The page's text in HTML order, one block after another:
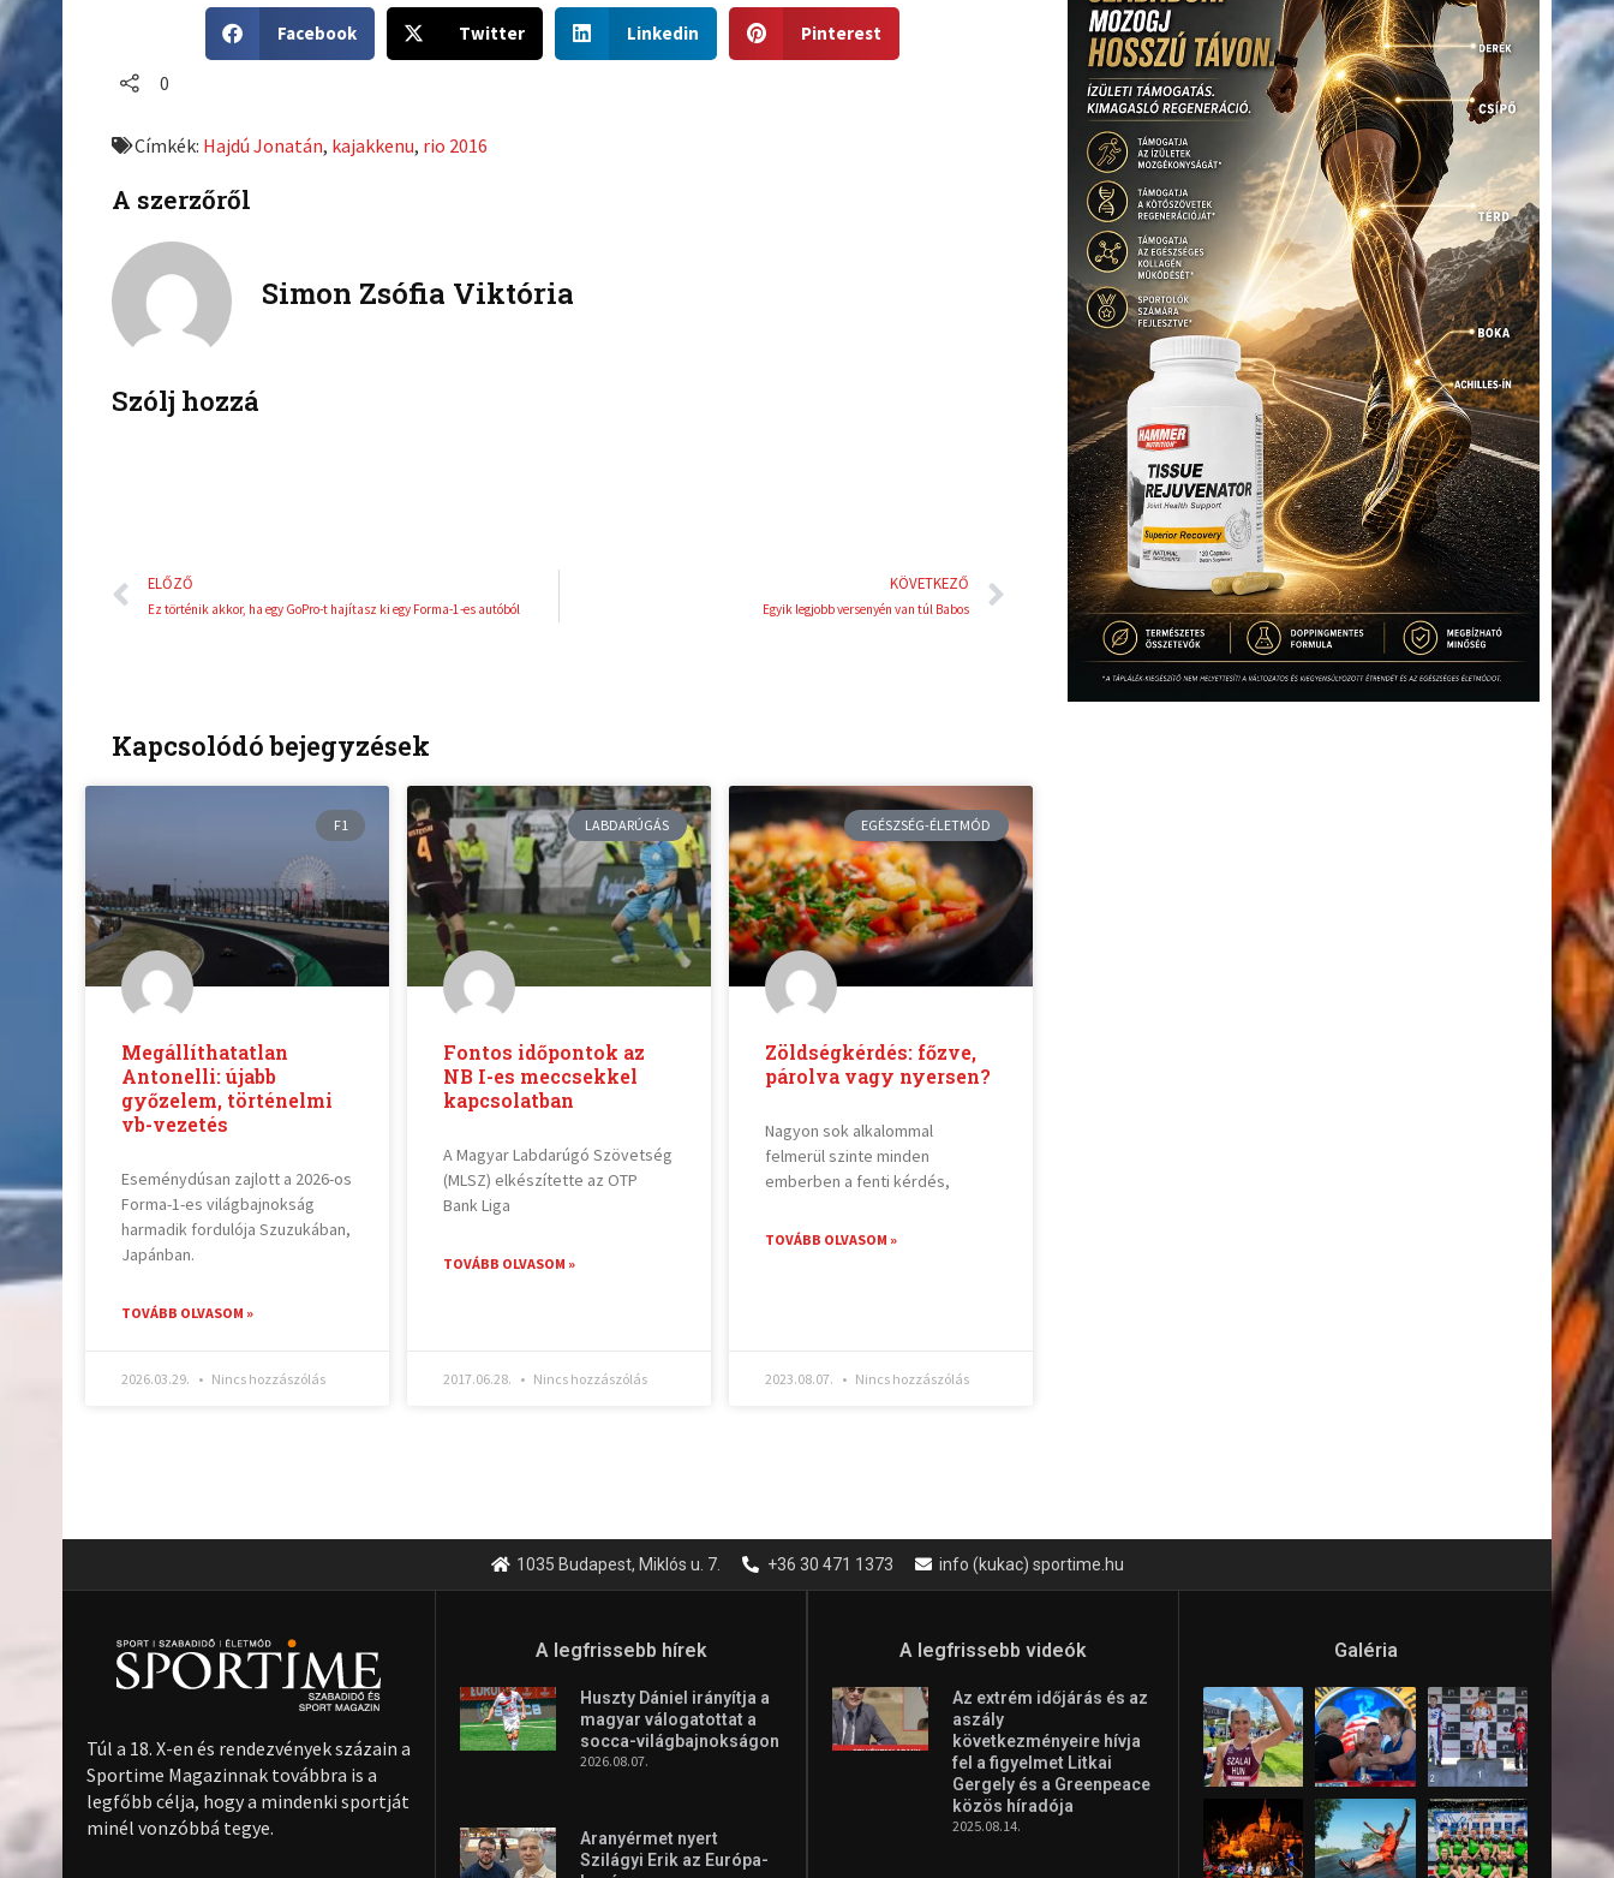
h
o
f
b
Facebook
h
o
t
t
Twitter
h
Linkedin
h
Pinterest
0
Címkék: Hajdú Jonatán, kajakkenu, rio 2016
A szerzőről
Simon Zsófia Viktória
Szólj hozzá
Előző
ELŐZŐ
Ez történik akkor, ha egy GoPro-t hajítasz ki egy Forma-1-es autóból
KÖVETKEZŐ
Egyik legjobb versenyén van túl Babos
Következő
Kapcsolódó bejegyzések
F1
Megállíthatatlan
Antonelli: újabb
győzelem, történelmi
vb-vezetés
Eseménydúsan zajlott a 2026-os
Forma-1-es világbajnokság
harmadik fordulója Szuzukában,
Japánban.
TOVÁBB OLVASOM »
2026.03.29. Nincs hozzászólás
LABDARÚGÁS
Fontos időpontok az
NB I-es meccsekkel
kapcsolatban
A Magyar Labdarúgó Szövetség
(MLSZ) elkészítette az OTP
Bank Liga
TOVÁBB OLVASOM »
2017.06.28. Nincs hozzászólás
EGÉSZSÉG-ÉLETMÓD
Zöldségkérdés: főzve,
párolva vagy nyersen?
Nagyon sok alkalommal
felmerül szinte minden
emberben a fenti kérdés,
TOVÁBB OLVASOM »
2023.08.07. Nincs hozzászólás
1035 Budapest, Miklós u. 7. +36 30 471 1373 info (kukac) sportime.hu
Túl a 18. X-en és rendezvények százain a
Sportime Magazinnak továbbra is a
legfőbb célja, hogy a mindenki sportját
minél vonzóbbá tegye.
A legfrissebb hírek
Huszty Dániel irányítja a
magyar válogatottat a
socca-világbajnokságon
2026.08.07.
Aranyérmet nyert
Szilágyi Erik az Európa-
A legfrissebb videók
Az extrém időjárás és az
aszály
következményeire hívja
fel a figyelmet Litkai
Gergely és a Greenpeace
közös híradója
2025.08.14.
Galéria